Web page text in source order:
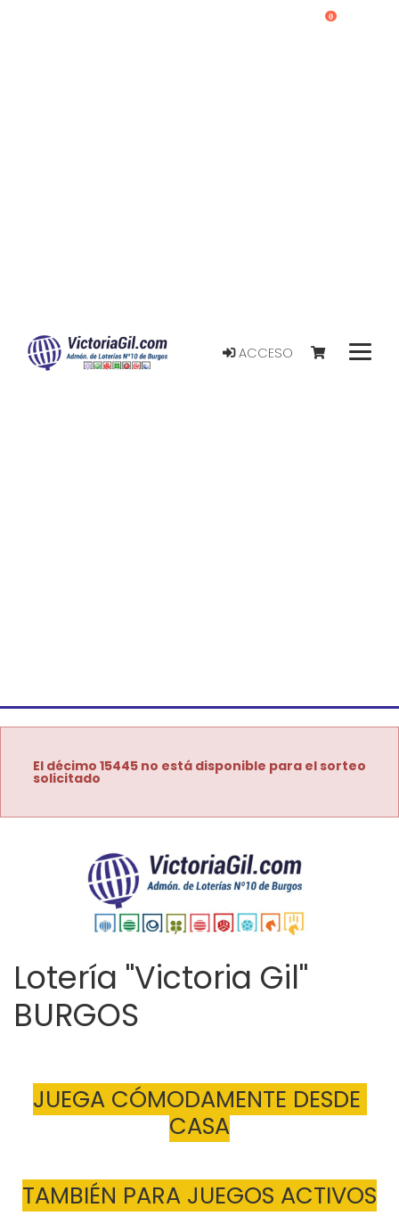
ACCESO
0
El décimo 15445 no está disponible para el sorteo
solicitado
Lotería "Victoria Gil"
BURGOS
JUEGA CÓMODAMENTE DESDE
CASA
TAMBIÉN PARA JUEGOS ACTIVOS